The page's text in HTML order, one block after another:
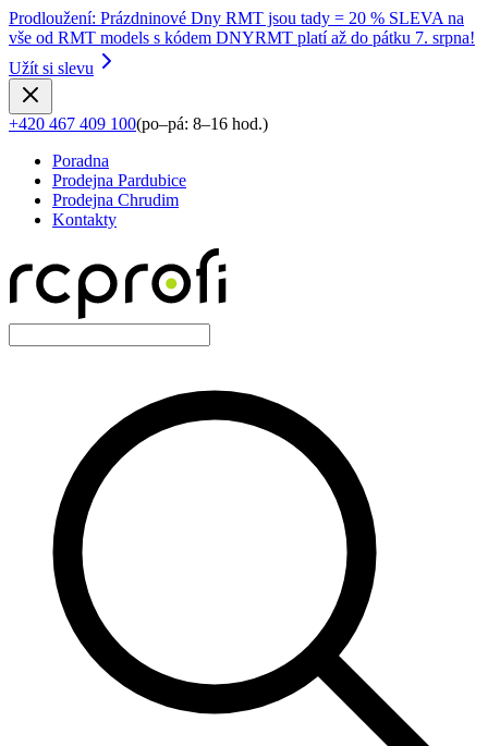
Prodloužení: Prázdninové Dny RMT jsou tady = 20 % SLEVA na
vše od RMT models s kódem DNYRMT platí až do pátku 7. srpna!
Užít si slevu
+420 467 409 100(po–pá: 8–16 hod.)
Poradna
Prodejna Pardubice
Prodejna Chrudim
Kontakty